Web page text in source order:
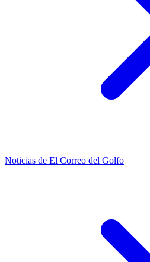
Noticias de El Correo del Golfo